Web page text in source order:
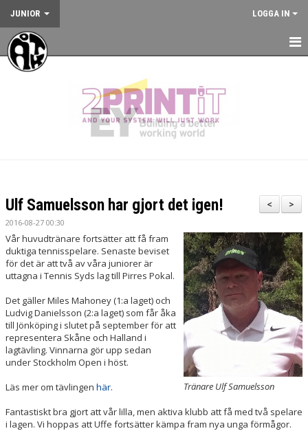
JUNIOR LOGGA IN
HEM
VÅRA TÄVLINGAR
KONTAKT
>
<
Ulf Samuelsson har gjort det igen!
2016-08-27 00:30
Tränare Ulf Samuelsson
Vår huvudtränare fortsätter att få fram
duktiga tennisspelare. Senaste beviset
för det är att två av våra juniorer är
uttagna i Tennis Syds lag till Pirres Pokal.
Det gäller Miles Mahoney (1:a laget) och
Ludvig Danielsson (2:a laget) som får åka
till Jönköping i slutet på september för att
representera Skåne och Halland i
lagtävling. Vinnarna gör upp sedan
under Stockholm Open i höst.
Läs mer om tävlingen här.
Fantastiskt bra gjort att vår lilla, men aktiva klubb att få med två spelare
i lagen. Vi hoppas att Uffe fortsätter kämpa fram nya unga förmågor.